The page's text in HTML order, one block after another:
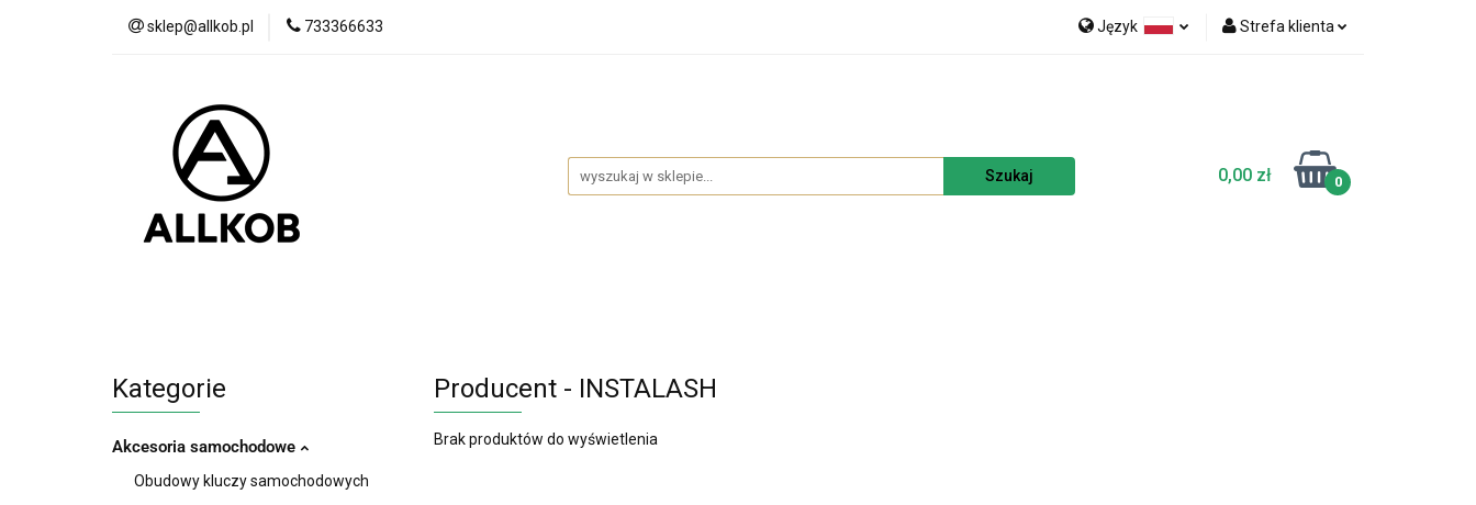
sklep@allkob.pl 733366633 Język Strefa klienta
Dodaj zgłoszenie
Zgody cookies
0,00 zł 0
Kategorie
Akcesoria samochodowe
Obudowy kluczy samochodowych
Producent - INSTALASH
Brak produktów do wyświetlenia